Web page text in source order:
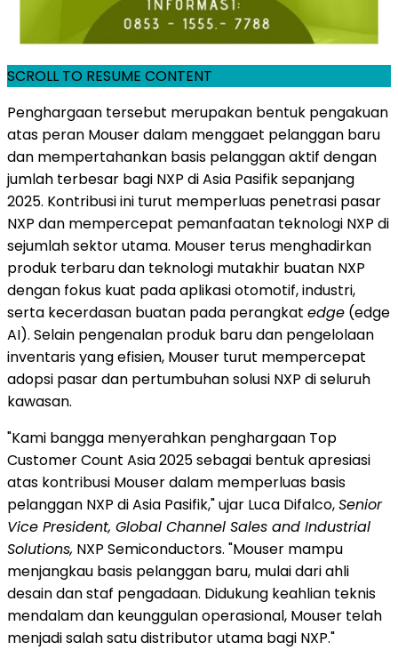
SCROLL TO RESUME CONTENT
Penghargaan tersebut merupakan bentuk pengakuan
atas peran Mouser dalam menggaet pelanggan baru
dan mempertahankan basis pelanggan aktif dengan
jumlah terbesar bagi NXP di Asia Pasifik sepanjang
2025. Kontribusi ini turut memperluas penetrasi pasar
NXP dan mempercepat pemanfaatan teknologi NXP di
sejumlah sektor utama. Mouser terus menghadirkan
produk terbaru dan teknologi mutakhir buatan NXP
dengan fokus kuat pada aplikasi otomotif, industri,
serta kecerdasan buatan pada perangkat edge (edge
AI). Selain pengenalan produk baru dan pengelolaan
inventaris yang efisien, Mouser turut mempercepat
adopsi pasar dan pertumbuhan solusi NXP di seluruh
kawasan.
"Kami bangga menyerahkan penghargaan Top
Customer Count Asia 2025 sebagai bentuk apresiasi
atas kontribusi Mouser dalam memperluas basis
pelanggan NXP di Asia Pasifik," ujar Luca Difalco,Senior
Vice President, Global Channel Sales and Industrial
Solutions, NXP Semiconductors. "Mouser mampu
menjangkau basis pelanggan baru, mulai dari ahli
desain dan staf pengadaan. Didukung keahlian teknis
mendalam dan keunggulan operasional, Mouser telah
menjadi salah satu distributor utama bagi NXP."